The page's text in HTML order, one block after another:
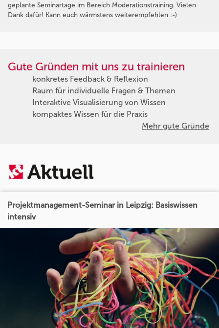
geplante Seminartage im Bereich Moderationstraining. Vielen
Dank dafür! Kann euch wärmstens weiterempfehlen :-)
Gute Gründen mit uns zu trainieren
konkretes Feedback & Reflexion
Raum für individuelle Fragen & Themen
Interaktive Visualisierung von Wissen
kompaktes Wissen für die Praxis
Mehr gute Gründe
Projektmanagement-Seminar in Leipzig: Basiswissen
intensiv